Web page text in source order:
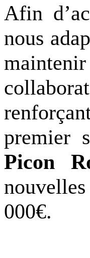
Afin d’
nous
premier
Picon
000€.